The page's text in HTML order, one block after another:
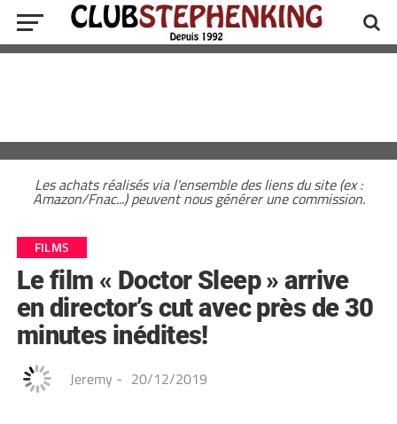
Les achats réalisés via l'ensemble des liens du site (ex :
Amazon/Fnac...) peuvent nous générer une commission.
FILMS
Le film « Doctor Sleep » arrive
en director’s cut avec près de 30
minutes inédites!
Jeremy - 20/12/2019